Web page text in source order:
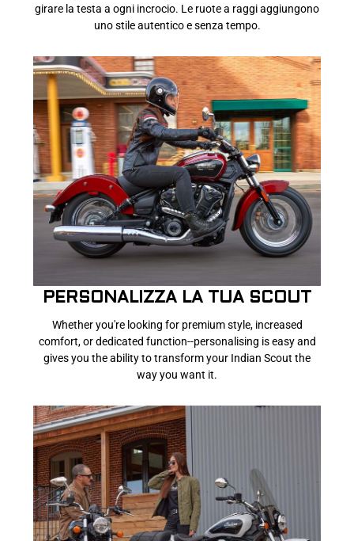
girare la testa a ogni incrocio. Le ruote a raggi aggiungono
uno stile autentico e senza tempo.
PERSONALIZZA LA TUA SCOUT
Whether you're looking for premium style, increased
comfort, or dedicated function--personalising is easy and
gives you the ability to transform your Indian Scout the
way you want it.